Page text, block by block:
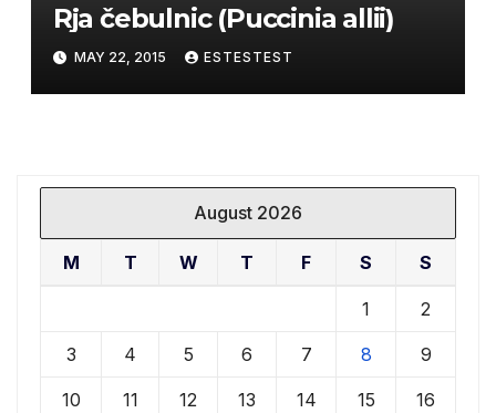
Rja čebulnic (Puccinia allii)
MAY 22, 2015 ESTESTEST
August 2026
M T W T F S S
1 2
3 4 5 6 7 8 9
10 11 12 13 14 15 16